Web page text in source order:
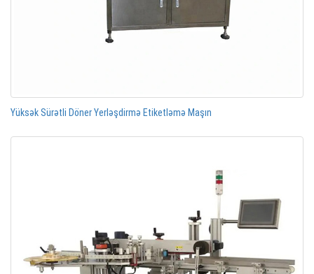
Yüksək Sürətli Döner Yerləşdirmə Etiketləmə Maşın